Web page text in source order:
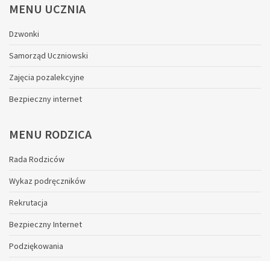
MENU UCZNIA
Dzwonki
Samorząd Uczniowski
Zajęcia pozalekcyjne
Bezpieczny internet
MENU RODZICA
Rada Rodziców
Wykaz podręczników
Rekrutacja
Bezpieczny Internet
Podziękowania